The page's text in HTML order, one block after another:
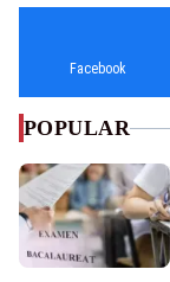
Facebook
POPULAR